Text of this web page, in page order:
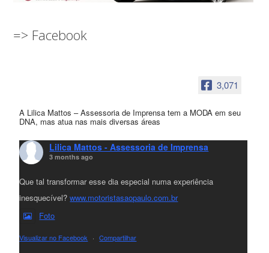
=> Facebook
3,071
A Lilica Mattos – Assessoria de Imprensa tem a MODA em seu
DNA, mas atua nas mais diversas áreas
Lilica Mattos - Assessoria de Imprensa
3 months ago
Que tal transformar esse dia especial numa experiência
inesquecível?www.motoristasaopaulo.com.br
Foto
Visualizar no Facebook · Compartilhar